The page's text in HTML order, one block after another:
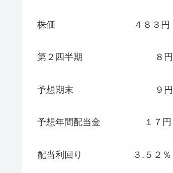
株価 ４８３円
第２四半期 ８円
予想期末 ９円
予想年間配当金 １７円
配当利回り ３.５２％